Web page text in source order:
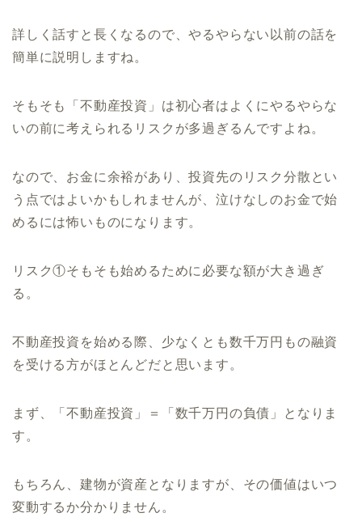
詳しく話すと長くなるので、やるやらない以前の話を
簡単に説明しますね。
そもそも「不動産投資」は初心者はよくにやるやらな
いの前に考えられるリスクが多過ぎるんですよね。
なので、お金に余裕があり、投資先のリスク分散とい
う点ではよいかもしれませんが、泣けなしのお金で始
めるには怖いものになります。
リスク①そもそも始めるために必要な額が大き過ぎ
る。
不動産投資を始める際、少なくとも数千万円もの融資
を受ける方がほとんどだと思います。
まず、「不動産投資」＝「数千万円の負債」となりま
す。
もちろん、建物が資産となりますが、その価値はいつ
変動するか分かりません。